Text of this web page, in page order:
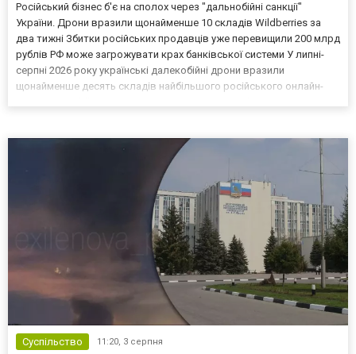
Російський бізнес б'є на сполох через "дальнобійні санкції"
України. Дрони вразили щонайменше 10 складів Wildberries за
два тижні Збитки російських продавців уже перевищили 200 млрд
рублів РФ може загрожувати крах банківської системи У липні-
серпні 2026 року українські далекобійні дрони вразили
щонайменше десять складів найбільшого російського онлайн-
Суспільство 11:20, 3 серпня